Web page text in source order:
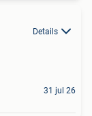
Details
31 jul 26